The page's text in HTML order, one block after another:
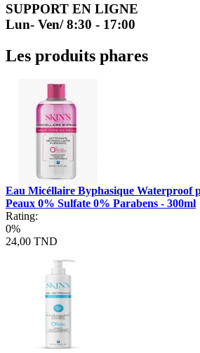
SUPPORT EN LIGNE
Lun- Ven/ 8:30 - 17:00
Les produits phares
Eau Micéllaire Byphasique Waterproof
Peaux 0% Sulfate 0% Parabens - 300ml
Rating:
0%
24,00 TND